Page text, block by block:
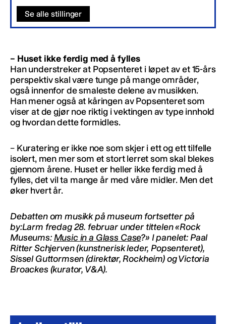
Se alle stillinger
– Huset ikke ferdig med å fylles
Han understreker at Popsenteret i løpet av et 15-års
perspektiv skal være tunge på mange områder,
også innenfor de smaleste delene av musikken.
Han mener også at kåringen av Popsenteret som
viser at de gjør noe riktig i vektingen av type innhold
og hvordan dette formidles.
– Kuratering er ikke noe som skjer i ett og ett tilfelle
isolert, men mer som et stort lerret som skal blekes
gjennom årene. Huset er heller ikke ferdig med å
fylles, det vil ta mange år med våre midler. Men det
øker hvert år.
Debatten om musikk på museum fortsetter på
by:Larm fredag 28. februar under tittelen «Rock
Museums:Music in a Glass Case?» I panelet: Paal
Ritter Schjerven (kunstnerisk leder, Popsenteret),
Sissel Guttormsen (direktør, Rockheim) og Victoria
Broackes (kurator, V&A).